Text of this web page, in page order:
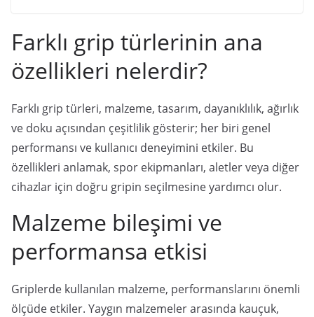
Farklı grip türlerinin ana
özellikleri nelerdir?
Farklı grip türleri, malzeme, tasarım, dayanıklılık, ağırlık
ve doku açısından çeşitlilik gösterir; her biri genel
performansı ve kullanıcı deneyimini etkiler. Bu
özellikleri anlamak, spor ekipmanları, aletler veya diğer
cihazlar için doğru gripin seçilmesine yardımcı olur.
Malzeme bileşimi ve
performansa etkisi
Griplerde kullanılan malzeme, performanslarını önemli
ölçüde etkiler. Yaygın malzemeler arasında kauçuk,